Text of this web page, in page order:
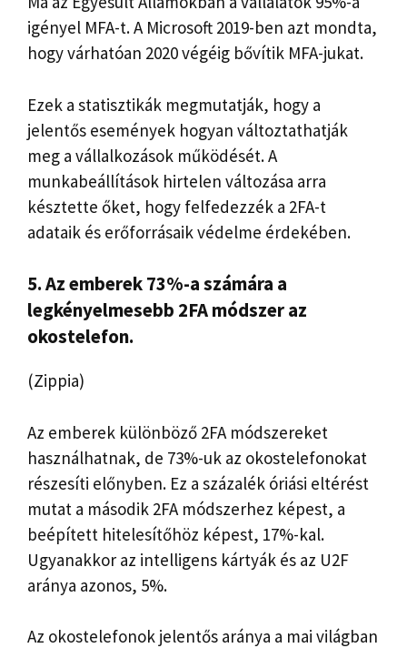
igényel MFA-t. A Microsoft 2019-ben azt mondta,
hogy várhatóan 2020 végéig bővítik MFA-jukat.
Ezek a statisztikák megmutatják, hogy a
jelentős események hogyan változtathatják
meg a vállalkozások működését. A
munkabeállítások hirtelen változása arra
késztette őket, hogy felfedezzék a 2FA-t
adataik és erőforrásaik védelme érdekében.
5. Az emberek 73%-a számára a
legkényelmesebb 2FA módszer az
okostelefon.
(Zippia)
Az emberek különböző 2FA módszereket
használhatnak, de 73%-uk az okostelefonokat
részesíti előnyben. Ez a százalék óriási eltérést
mutat a második 2FA módszerhez képest, a
beépített hitelesítőhöz képest, 17%-kal.
Ugyanakkor az intelligens kártyák és az U2F
aránya azonos, 5%.
Az okostelefonok jelentős aránya a mai világban